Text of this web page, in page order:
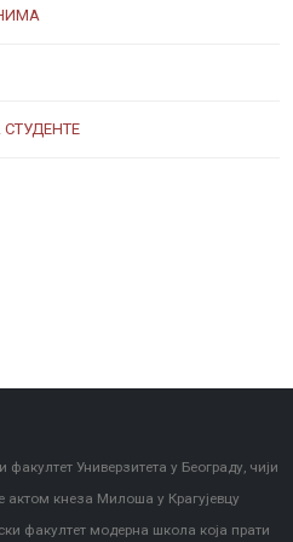
факултет Универзитета у Београду, чији
актом кнеза Милоша у Крагујевцу
факултет модерна школа која прати